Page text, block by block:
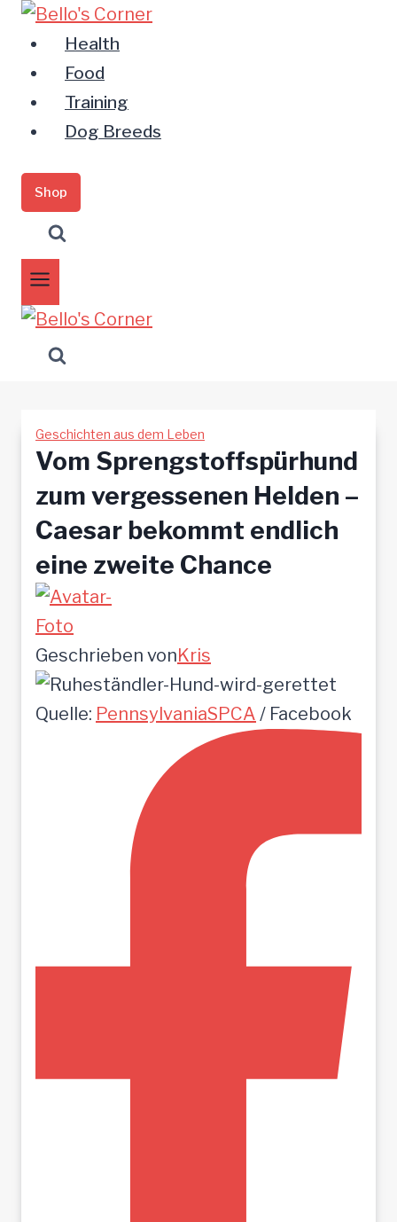
Zum
Inhalt
springen
Health
Food
Training
Dog Breeds
Shop
Geschichten aus dem Leben
Vom Sprengstoffspürhund
zum vergessenen Helden –
Caesar bekommt endlich
eine zweite Chance
Geschrieben vonKris
Quelle: PennsylvaniaSPCA / Facebook